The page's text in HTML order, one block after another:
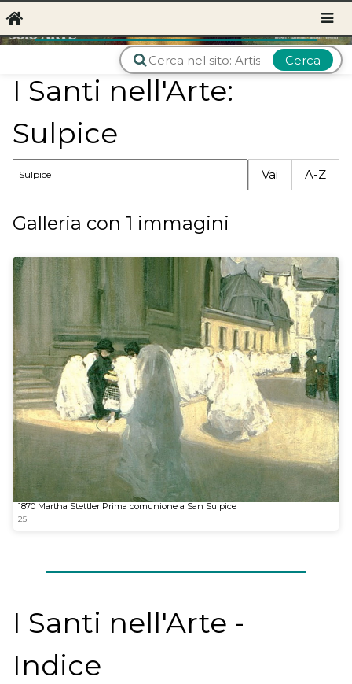
Cerca
I Santi nell'Arte:
Sulpice
Vai A-Z
Galleria con 1 immagini
1870 Martha Stettler Prima comunione a San Sulpice
25
I Santi nell'Arte -
Indice